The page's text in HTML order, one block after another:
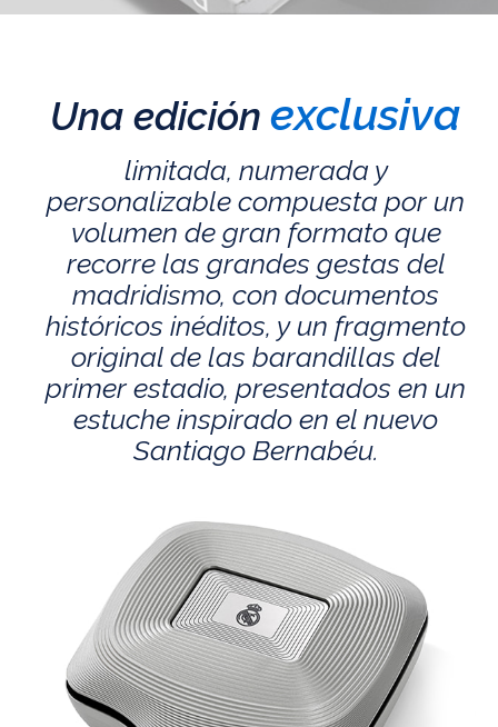
Una edición exclusiva
limitada, numerada y
personalizable compuesta por un
volumen de gran formato que
recorre las grandes gestas del
madridismo, con documentos
históricos inéditos, y un fragmento
original de las barandillas del
primer estadio, presentados en un
estuche inspirado en el nuevo
Santiago Bernabéu.